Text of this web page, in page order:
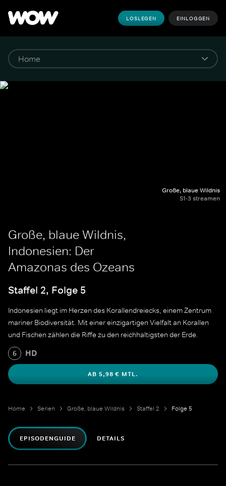
LOSLEGEN EINLOGGEN
Große, blaue Wildnis
S1-3 streamen
Große, blaue Wildnis,
Indonesien: Der
Amazonas des Ozeans
Staffel 2, Folge 5
Indonesien liegt im Herzen des Korallendreiecks, einem Zentrum
mariner Biodiversität. Mit einer einzigartigen Vielfalt an Korallen
und Fischen zählen die Riffe zu den reichhaltigsten der Erde.
6 HD
AB 5,98 € MTL.
Home Serien Große, blaue Wildnis Staffel 2 Folge 5
EPISODENGUIDE DETAILS